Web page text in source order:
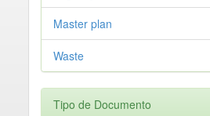
Master plan
Waste
Tipo de Documento